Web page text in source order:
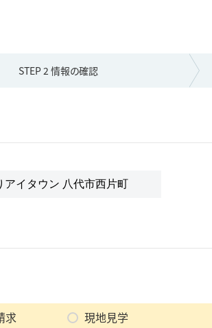
STEP 2 情報の確認
求
現地見学